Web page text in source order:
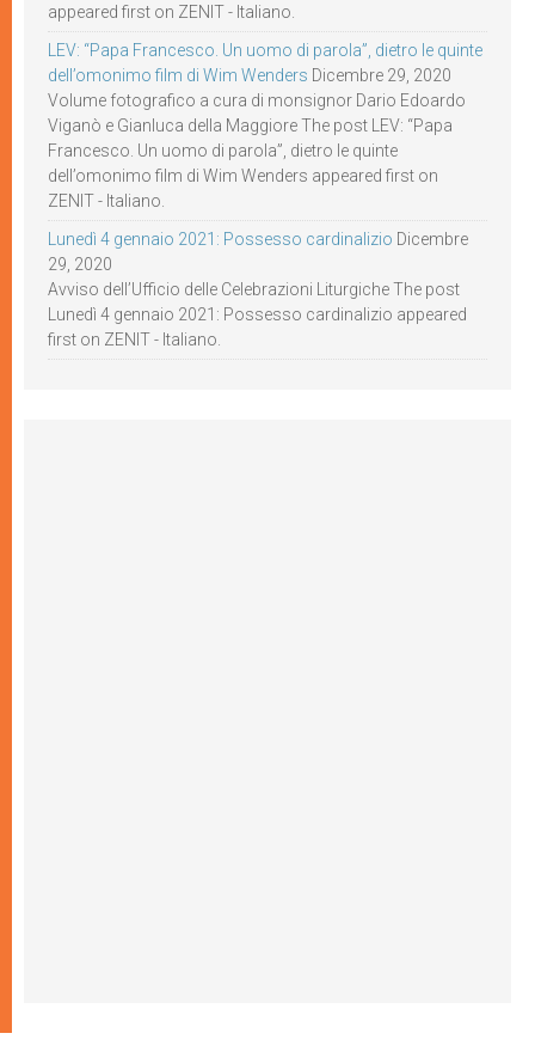
appeared first on ZENIT - Italiano.
LEV: “Papa Francesco. Un uomo di parola”, dietro le quinte
dell’omonimo film di Wim Wenders Dicembre 29, 2020
Volume fotografico a cura di monsignor Dario Edoardo
Viganò e Gianluca della Maggiore The post LEV: “Papa
Francesco. Un uomo di parola”, dietro le quinte
dell’omonimo film di Wim Wenders appeared first on
ZENIT - Italiano.
Lunedì 4 gennaio 2021: Possesso cardinalizio Dicembre
29, 2020
Avviso dell’Ufficio delle Celebrazioni Liturgiche The post
Lunedì 4 gennaio 2021: Possesso cardinalizio appeared
first on ZENIT - Italiano.